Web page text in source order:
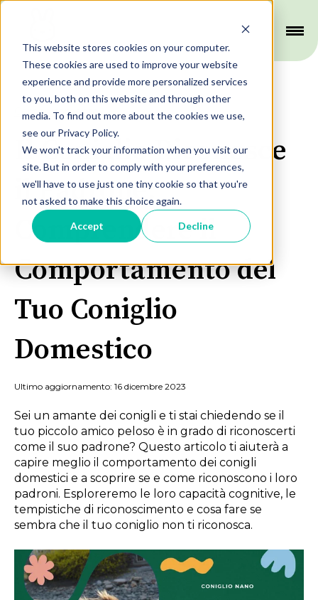
This website stores cookies on your computer.
These cookies are used to improve your website
experience and provide more personalized services
to you, both on this website and through other
media. To find out more about the cookies we use,
see our Privacy Policy.
We won't track your information when you visit our
site. But in order to comply with your preferences,
we'll have to use just one tiny cookie so that you're
not asked to make this choice again.
Accept Decline
Comportamento
Il Coniglio Riconosce
il Padrone:
Comprendere il
Comportamento del
Tuo Coniglio
Domestico
Ultimo aggiornamento: 16 dicembre 2023
Sei un amante dei conigli e ti stai chiedendo se il
tuo piccolo amico peloso è in grado di riconoscerti
come il suo padrone? Questo articolo ti aiuterà a
capire meglio il comportamento dei conigli
domestici e a scoprire se e come riconoscono i loro
padroni. Esploreremo le loro capacità cognitive, le
tempistiche di riconoscimento e cosa fare se
sembra che il tuo coniglio non ti riconosca.